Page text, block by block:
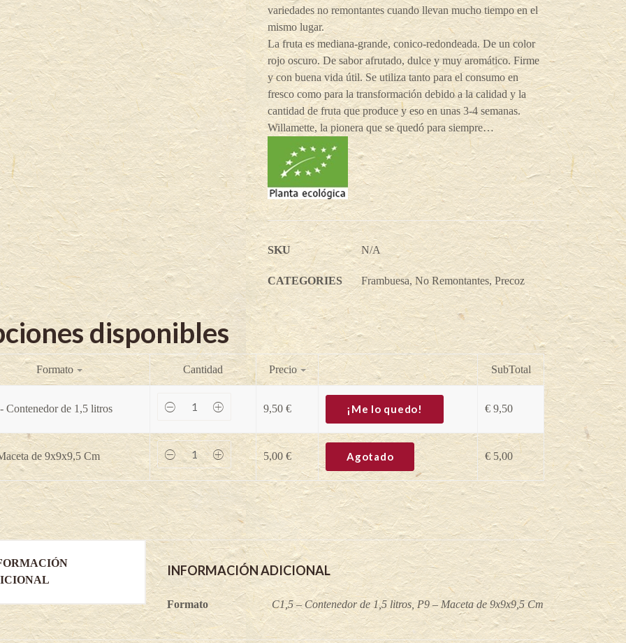
variedades no remontantes cuando llevan mucho tiempo en el
mismo lugar.
La fruta es mediana-grande, conico-redondeada. De un color
rojo oscuro. De sabor afrutado, dulce y muy aromático. Firme
y con buena vida útil. Se utiliza tanto para el consumo en
fresco como para la transformación debido a la calidad y la
cantidad de fruta que produce y eso en unas 3-4 semanas.
Willamette, la pionera que se quedó para siempre…
SKU N/A
CATEGORIES Frambuesa,No Remontantes,Precoz
disponibles
Formato Cantidad Precio SubTotal
Contenedor de 1,5 litros
Frambuesa
Willamette
Rubus
idaeus
quantity
9,50 € ¡Me lo quedo! € 9,50
de 9x9x9,5 Cm
Frambuesa
Willamette
-
Rubus
idaeus
quantity
5,00 € Agotado € 5,00
INFORMACIÓN ADICIONAL
Formato C1,5 – Contenedor de 1,5 litros, P9 – Maceta de 9x9x9,5 Cm